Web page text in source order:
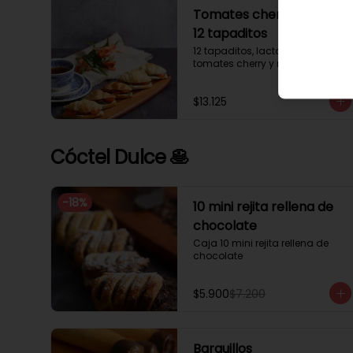
Tomates cherry y rúcula
12 tapaditos
12 tapaditos, lacto mayonesa,
tomates cherry y rúcula.
$13.125
Cóctel Dulce 🥞
-18%
10 mini rejita rellena de
chocolate
Caja 10 mini rejita rellena de
chocolate
$5.900$7.200
Barquillos